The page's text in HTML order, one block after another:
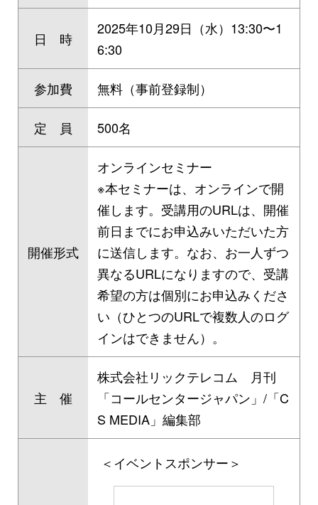
日 時
2025年10月29日（水）13:30〜1
6:30
参加費 無料（事前登録制）
定 員 500名
開催形式
オンラインセミナー
※本セミナーは、オンラインで開
催します。受講用のURLは、開催
前日までにお申込みいただいた方
に送信します。なお、お一人ずつ
異なるURLになりますので、受講
希望の方は個別にお申込みくださ
い（ひとつのURLで複数人のログ
インはできません）。
主 催
株式会社リックテレコム 月刊
「コールセンタージャパン」/「C
S MEDIA」編集部
＜イベントスポンサー＞